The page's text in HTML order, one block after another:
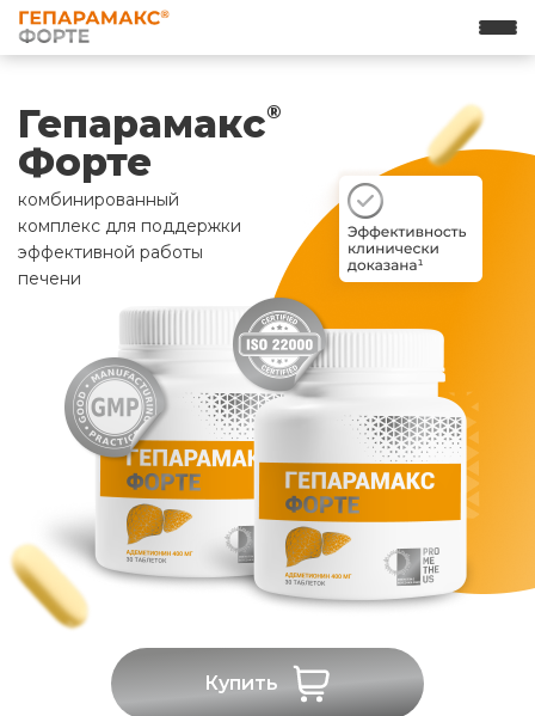
Гепарамакс®
Форте
комбинированный
комплекс для поддержки
эффективной работы
печени
Купить